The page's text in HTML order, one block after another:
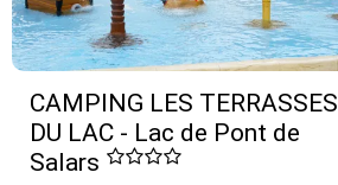
CAMPING LES TERRASSES
DU LAC - Lac de Pont de
Salars